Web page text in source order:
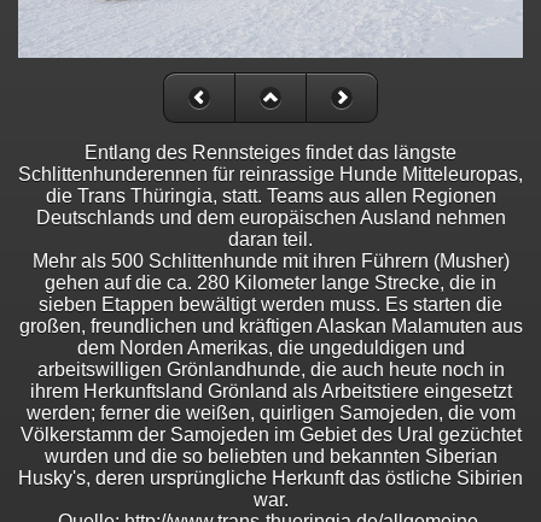
Entlang des Rennsteiges findet das längste
Schlittenhunderennen für reinrassige Hunde Mitteleuropas,
die Trans Thüringia, statt. Teams aus allen Regionen
Deutschlands und dem europäischen Ausland nehmen
daran teil.
Mehr als 500 Schlittenhunde mit ihren Führern (Musher)
gehen auf die ca. 280 Kilometer lange Strecke, die in
sieben Etappen bewältigt werden muss. Es starten die
großen, freundlichen und kräftigen Alaskan Malamuten aus
dem Norden Amerikas, die ungeduldigen und
arbeitswilligen Grönlandhunde, die auch heute noch in
ihrem Herkunftsland Grönland als Arbeitstiere eingesetzt
werden; ferner die weißen, quirligen Samojeden, die vom
Völkerstamm der Samojeden im Gebiet des Ural gezüchtet
wurden und die so beliebten und bekannten Siberian
Husky's, deren ursprüngliche Herkunft das östliche Sibirien
war.